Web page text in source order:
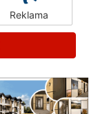
Reklama